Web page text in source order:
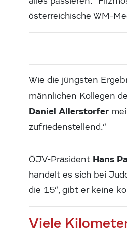
österreichische WM-
Wie die jüngsten
männlichen Kollegen
Daniel Allerstorfer
zufriedenstellend.“
ÖJV-Präsident Hans
handelt es sich bei
die 15“, gibt er keine
Viele